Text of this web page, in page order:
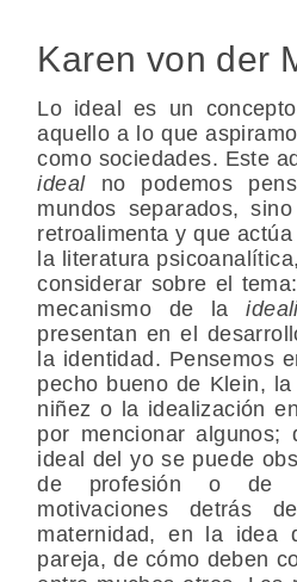
Karen von der
Lo ideal es un
aquello a lo que
como sociedades. Este
idealno podemos
mundos separados,
retroalimenta y que
la literatura
considerar sobre el
mecanismo de la
presentan en el
la identidad. Pensemos
pecho bueno de Klein,
niñez o la idealización
por mencionar algunos;
ideal del yo se puede
de profesión o de
motivaciones detrás
maternidad, en la idea
pareja, de cómo deben